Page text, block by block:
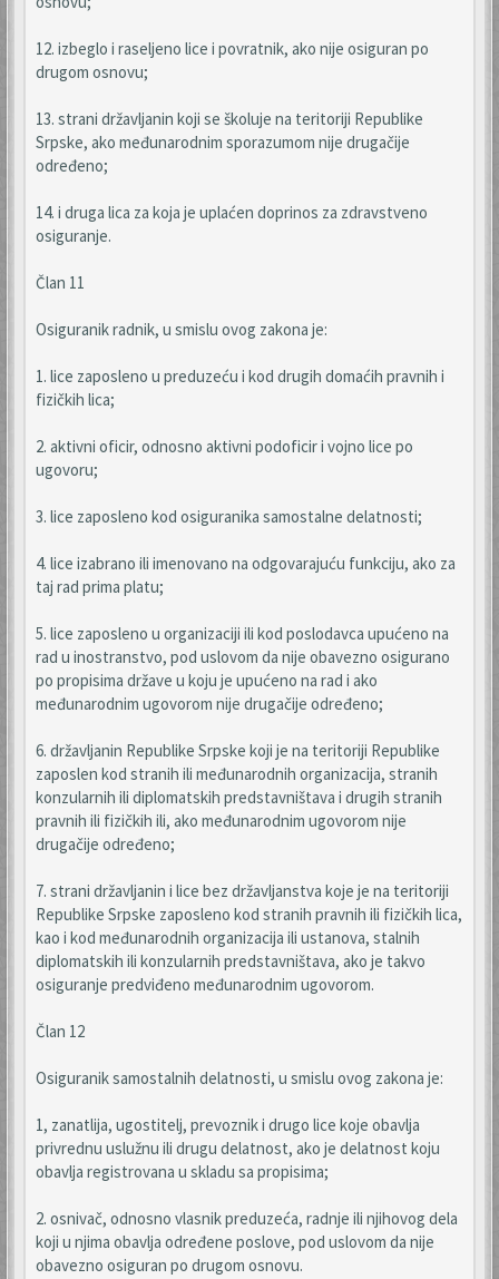
12. izbeglo i raseljeno lice i povratnik, ako nije osiguran po
drugom osnovu;
13. strani državljanin koji se školuje na teritoriji Republike
Srpske, ako međunarodnim sporazumom nije drugačije
određeno;
14. i druga lica za koja je uplaćen doprinos za zdravstveno
osiguranje.
Član 11
Osiguranik radnik, u smislu ovog zakona je:
1. lice zaposleno u preduzeću i kod drugih domaćih pravnih i
fizičkih lica;
2. aktivni oficir, odnosno aktivni podoficir i vojno lice po
ugovoru;
3. lice zaposleno kod osiguranika samostalne delatnosti;
4. lice izabrano ili imenovano na odgovarajuću funkciju, ako za
taj rad prima platu;
5. lice zaposleno u organizaciji ili kod poslodavca upućeno na
rad u inostranstvo, pod uslovom da nije obavezno osigurano
po propisima države u koju je upućeno na rad i ako
međunarodnim ugovorom nije drugačije određeno;
6. državljanin Republike Srpske koji je na teritoriji Republike
zaposlen kod stranih ili međunarodnih organizacija, stranih
konzularnih ili diplomatskih predstavništava i drugih stranih
pravnih ili fizičkih ili, ako međunarodnim ugovorom nije
drugačije određeno;
7. strani državljanin i lice bez državljanstva koje je na teritoriji
Republike Srpske zaposleno kod stranih pravnih ili fizičkih lica,
kao i kod međunarodnih organizacija ili ustanova, stalnih
diplomatskih ili konzularnih predstavništava, ako je takvo
osiguranje predviđeno međunarodnim ugovorom.
Član 12
Osiguranik samostalnih delatnosti, u smislu ovog zakona je:
1, zanatlija, ugostitelj, prevoznik i drugo lice koje obavlja
privrednu uslužnu ili drugu delatnost, ako je delatnost koju
obavlja registrovana u skladu sa propisima;
2. osnivač, odnosno vlasnik preduzeća, radnje ili njihovog dela
koji u njima obavlja određene poslove, pod uslovom da nije
obavezno osiguran po drugom osnovu.